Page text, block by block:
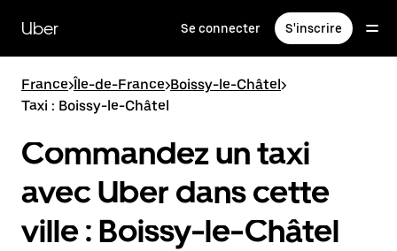
contenu
principal
Uber Se connecter S'inscrire
France>Île-de-France>Boissy-le-Châtel>
Taxi : Boissy-le-Châtel
Commandez un taxi
avec Uber dans cette
ville : Boissy-le-Châtel